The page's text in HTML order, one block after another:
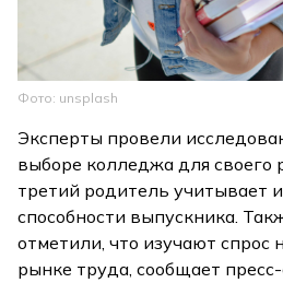
Фото: unsplash
Эксперты провели
выборе колледжа для своего
третий родитель учитывает
способности выпускника.
отметили, что изучают спрос
рынке труда, сообщает пресс-